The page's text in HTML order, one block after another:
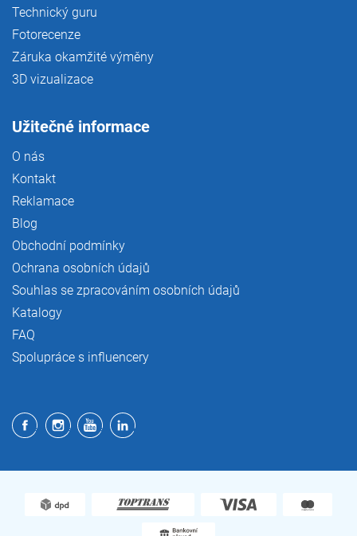
Technický guru
Fotorecenze
Záruka okamžité výměny
3D vizualizace
Užitečné informace
O nás
Kontakt
Reklamace
Blog
Obchodní podmínky
Ochrana osobních údajů
Souhlas se zpracováním osobních údajů
Katalogy
FAQ
Spolupráce s influencery